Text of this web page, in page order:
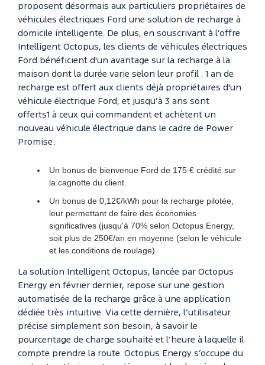
proposent désormais aux particuliers propriétaires de
véhicules électriques Ford une solution de recharge à
domicile intelligente. De plus, en souscrivant à l’offre
Intelligent Octopus, les clients de véhicules électriques
Ford bénéficient d'un avantage sur la recharge à la
maison dont la durée varie selon leur profil : 1 an de
recharge est offert aux clients déjà propriétaires d'un
véhicule électrique Ford, et jusqu’à 3 ans sont
offerts1 à ceux qui commandent et achètent un
nouveau véhicule électrique dans le cadre de Power
Promise :
Un bonus de bienvenue Ford de 175 € crédité sur
la cagnotte du client.
Un bonus de 0,12€/kWh pour la recharge pilotée,
leur permettant de faire des économies
significatives (jusqu'à 70% selon Octopus Energy,
soit plus de 250€/an en moyenne (selon le véhicule
et les conditions de roulage).
La solution Intelligent Octopus, lancée par Octopus
Energy en février dernier, repose sur une gestion
automatisée de la recharge grâce à une application
dédiée très intuitive. Via cette dernière, l’utilisateur
précise simplement son besoin, à savoir le
pourcentage de charge souhaité et l’heure à laquelle il
compte prendre la route. Octopus Energy s’occupe du